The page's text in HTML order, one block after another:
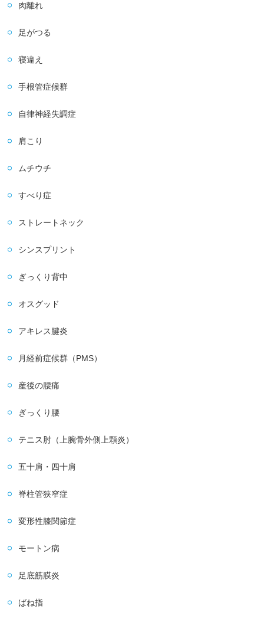
肉離れ
足がつる
寝違え
手根管症候群
自律神経失調症
肩こり
ムチウチ
すべり症
ストレートネック
シンスプリント
ぎっくり背中
オスグッド
アキレス腱炎
月経前症候群（PMS）
産後の腰痛
ぎっくり腰
テニス肘（上腕骨外側上顆炎）
五十肩・四十肩
脊柱管狭窄症
変形性膝関節症
モートン病
足底筋膜炎
ばね指